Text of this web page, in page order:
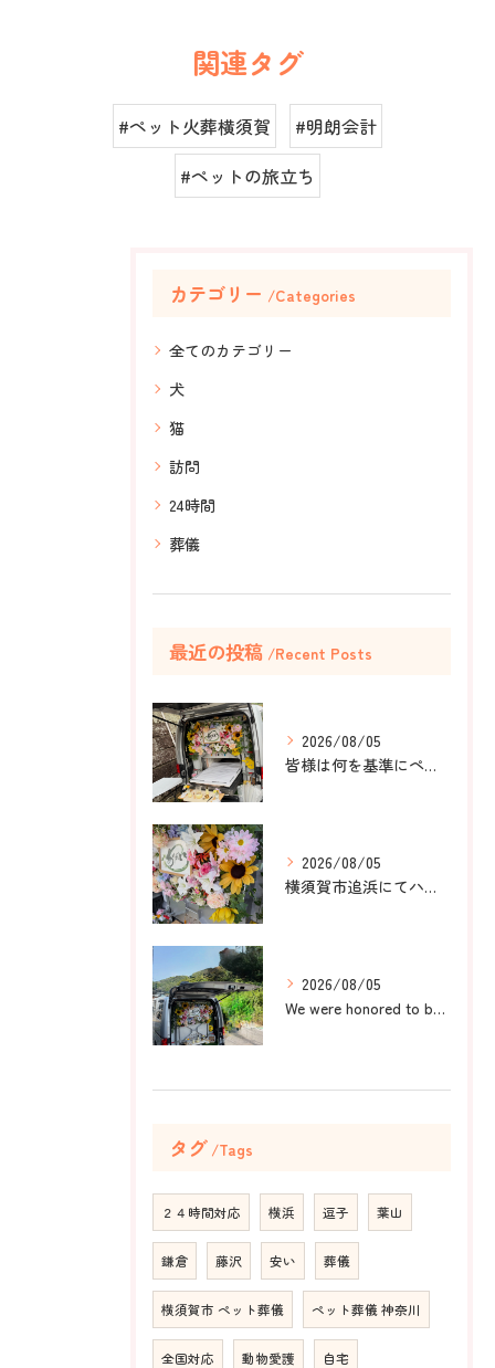
関連タグ
#ペット火葬横須賀
#明朗会計
#ペットの旅立ち
カテゴリー Categories
全てのカテゴリー
犬
猫
訪問
24時間
葬儀
最近の投稿 Recent Posts
2026/08/05
皆様は何を基準にペット葬儀社を選びますか？
2026/08/05
横須賀市追浜にてハムスターのみかんちゃんのペット火葬のお手伝...
2026/08/05
We were honored to be by your ...
タグ Tags
２４時間対応 横浜 逗子 葉山
鎌倉 藤沢 安い 葬儀
横須賀市 ペット葬儀 ペット葬儀 神奈川
全国対応 動物愛護 自宅